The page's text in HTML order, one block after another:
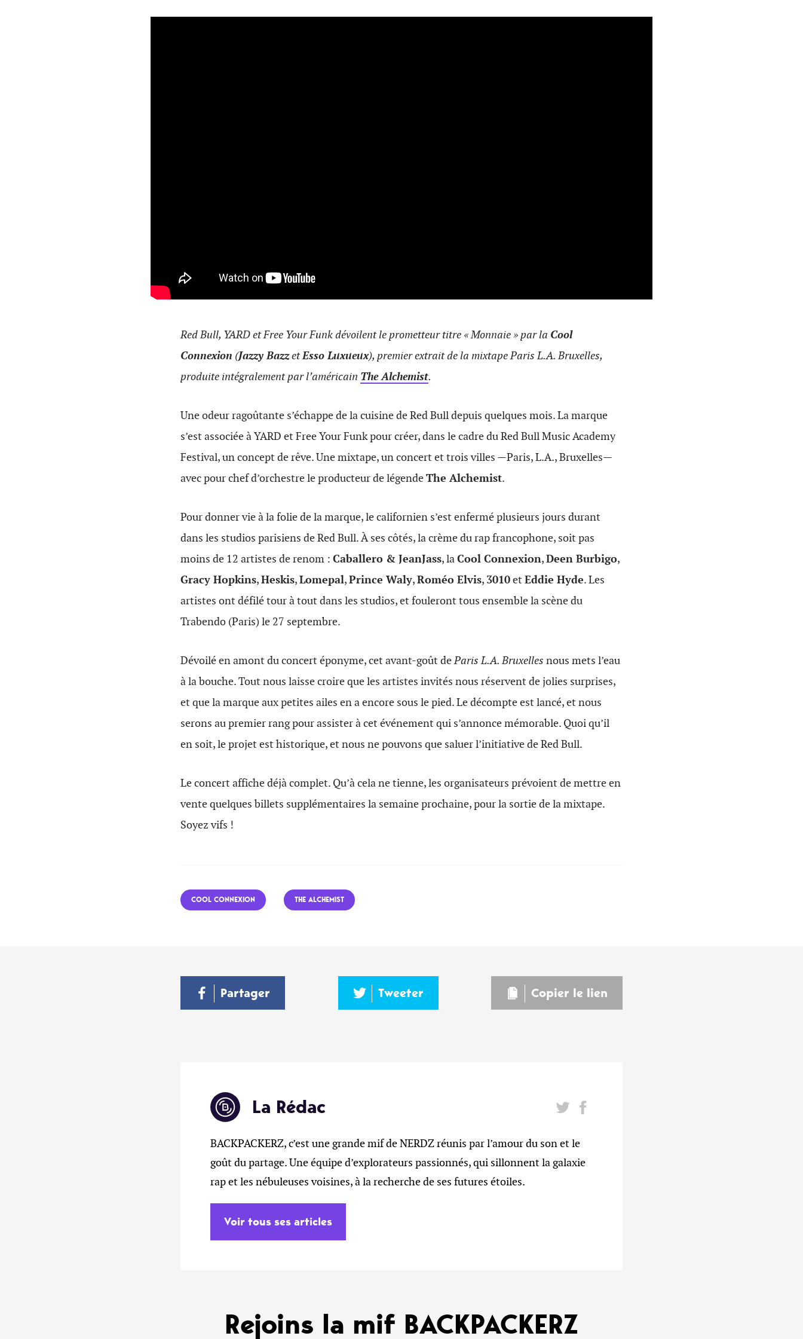
Red Bull, YARD et Free Your Funk dévoilent le prometteur titre « Monnaie » par la Cool
Connexion (Jazzy BazzetEsso Luxueux), premier extrait de la mixtape Paris L.A. Bruxelles,
produite intégralement par l’américain The Alchemist.
Une odeur ragoûtante s’échappe de la cuisine de Red Bull depuis quelques mois. La marque
s’est associée à YARD et Free Your Funk pour créer, dans le cadre du Red Bull Music Academy
Festival, un concept de rêve. Une mixtape, un concert et trois villes —Paris, L.A., Bruxelles—
avec pour chef d’orchestre le producteur de légendeThe Alchemist.
Pour donner vie à la folie de la marque, le californien s’est enfermé plusieurs jours durant
dans les studios parisiens de Red Bull. À ses côtés, la crème du rap francophone, soit pas
moins de 12 artistes de renom : Caballero & JeanJass, laCool Connexion,Deen Burbigo,
Gracy Hopkins,Heskis,Lomepal,Prince Waly,Roméo Elvis, 3010et Eddie Hyde. Les
artistes ont défilé tour à tout dans les studios, et fouleront tous ensemble la scène du
Trabendo (Paris) le 27 septembre.
Dévoilé en amont du concert éponyme, cet avant-goût deParis L.A. Bruxelles nous mets l’eau
à la bouche. Tout nous laisse croire que les artistes invités nous réservent de jolies surprises,
et que la marque aux petites ailes en a encore sous le pied. Le décompte est lancé, et nous
serons au premier rang pour assister à cet événement qui s’annonce mémorable. Quoi qu’il
en soit, le projet est historique, et nous ne pouvons que saluer l’initiative de Red Bull.
Le concert affiche déjà complet. Qu’à cela ne tienne, les organisateurs prévoient de mettre en
vente quelques billets supplémentaires la semaine prochaine, pour la sortie de la mixtape.
Soyez vifs !
COOL CONNEXION THE ALCHEMIST
Partager Tweeter Copier le lien
La Rédac
BACKPACKERZ, c’est une grande mif de NERDZ réunis par l’amour du son et le
goût du partage. Une équipe d’explorateurs passionnés, qui sillonnent la galaxie
rap et les nébuleuses voisines, à la recherche de ses futures étoiles.
Voir tous ses articles
Rejoins la mif BACKPACKERZ